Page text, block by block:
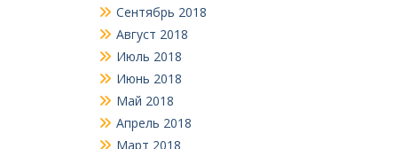
Сентябрь 2018
Август 2018
Июль 2018
Июнь 2018
Май 2018
Апрель 2018
Март 2018